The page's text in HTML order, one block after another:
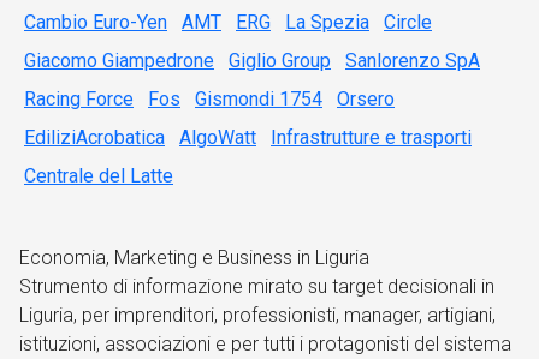
Cambio Euro-Yen
AMT ERG La Spezia
Circle
Giacomo Giampedrone
Giglio Group
Sanlorenzo SpA
Racing Force
Fos Gismondi 1754
Orsero
EdiliziAcrobatica
AlgoWatt
Infrastrutture e trasporti
Centrale del Latte
Economia, Marketing e Business in Liguria
Strumento di informazione mirato su target decisionali in
Liguria, per imprenditori, professionisti, manager, artigiani,
istituzioni, associazioni e per tutti i protagonisti del sistema